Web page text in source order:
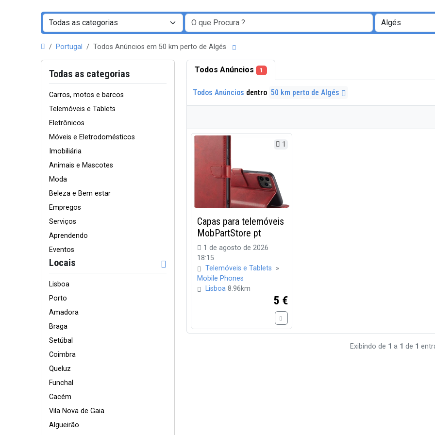
Portugal Todos Anúncios em 50 km perto de Algés
Todas as categorias
Carros, motos e barcos
Telemóveis e Tablets
Eletrônicos
Móveis e Eletrodomésticos
Imobiliária
Animais e Mascotes
Moda
Beleza e Bem estar
Empregos
Serviços
Aprendendo
Eventos
Locais
Lisboa
Porto
Amadora
Braga
Setúbal
Coimbra
Queluz
Funchal
Cacém
Vila Nova de Gaia
Algueirão
Todos Anúncios 1
Todos Anúncios dentro 50 km perto de Algés
1
Capas para telemóveis
MobPartStore pt
1 de agosto de 2026
18:15
Telemóveis e Tablets »
Mobile Phones
Lisboa 8.96km
5 €
Exibindo de 1 a 1 de 1